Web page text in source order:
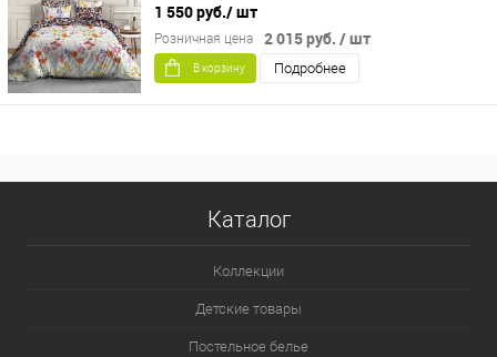
1 550 руб./ шт
2 015 руб. / шт
Розничная цена
В корзину Подробнее
Каталог
Коллекции
Детские товары
Постельное белье